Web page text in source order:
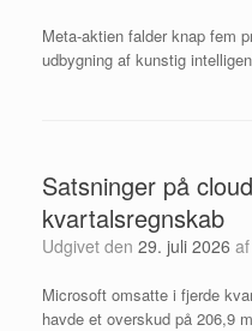
Meta-aktien falder knap fem
udbygning af kunstig
Satsninger på
kvartalsregnskab
Udgivet den 29. juli 2026 af
Microsoft omsatte i fjerde
havde et overskud på 206,9